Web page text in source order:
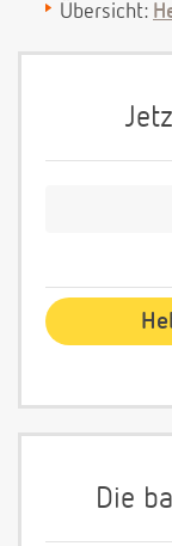
Übersicht:
Die